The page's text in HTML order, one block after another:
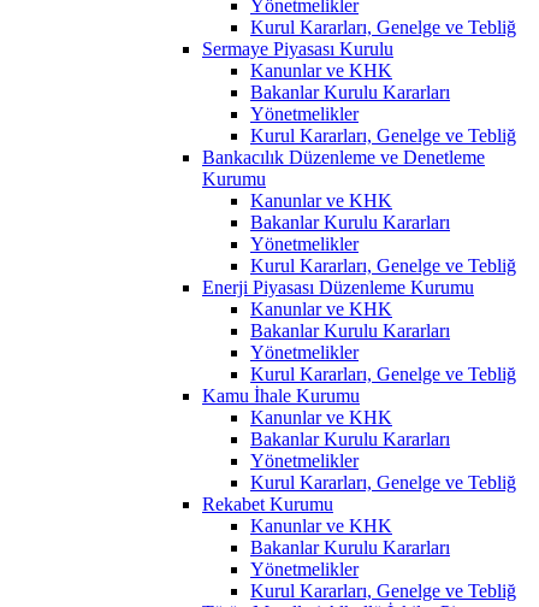
Yönetmelikler
Kurul Kararları, Genelge ve Tebliğ
Sermaye Piyasası Kurulu
Kanunlar ve KHK
Bakanlar Kurulu Kararları
Yönetmelikler
Kurul Kararları, Genelge ve Tebliğ
Bankacılık Düzenleme ve Denetleme
Kurumu
Kanunlar ve KHK
Bakanlar Kurulu Kararları
Yönetmelikler
Kurul Kararları, Genelge ve Tebliğ
Enerji Piyasası Düzenleme Kurumu
Kanunlar ve KHK
Bakanlar Kurulu Kararları
Yönetmelikler
Kurul Kararları, Genelge ve Tebliğ
Kamu İhale Kurumu
Kanunlar ve KHK
Bakanlar Kurulu Kararları
Yönetmelikler
Kurul Kararları, Genelge ve Tebliğ
Rekabet Kurumu
Kanunlar ve KHK
Bakanlar Kurulu Kararları
Yönetmelikler
Kurul Kararları, Genelge ve Tebliğ